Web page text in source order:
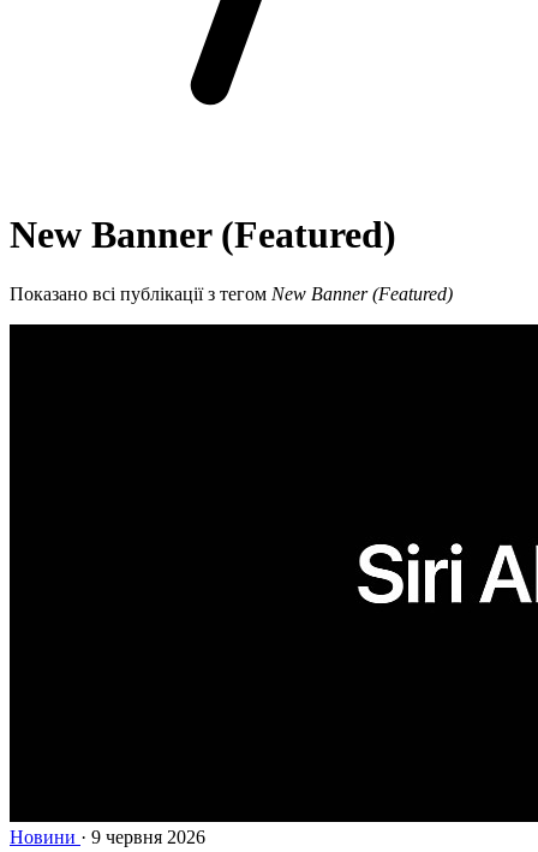
New Banner (Featured)
Показано всі публікації з тегом New Banner (Featured)
Новини · 9 червня 2026